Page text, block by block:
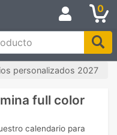
0
personalizados 2027
full color
calendario para